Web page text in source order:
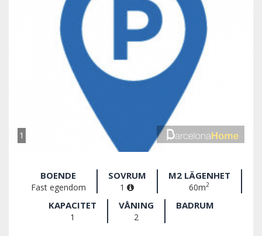
1
BOENDE
Fast egendom
SOVRUM
1
M2 LÄGENHET
60m2
KAPACITET
1
VÅNING
2
BADRUM